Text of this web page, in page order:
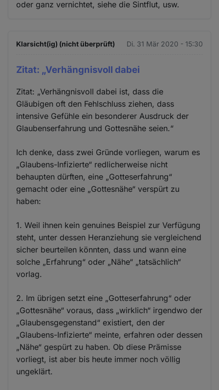
oder ganz vernichtet, siehe die Sintflut, usw.
Klarsicht(ig) (nicht überprüft) Di. 31 Mär 2020 - 15:30
Zitat: „Verhängnisvoll dabei
Zitat: „Verhängnisvoll dabei ist, dass die
Gläubigen oft den Fehlschluss ziehen, dass
intensive Gefühle ein besonderer Ausdruck der
Glaubenserfahrung und Gottesnähe seien.“
Ich denke, dass zwei Gründe vorliegen, warum es
„Glaubens-Infizierte“ redlicherweise nicht
behaupten dürften, eine „Gotteserfahrung“
gemacht oder eine „Gottesnähe“ verspürt zu
haben:
1. Weil ihnen kein genuines Beispiel zur Verfügung
steht, unter dessen Heranziehung sie vergleichend
sicher beurteilen könnten, dass und wann eine
solche „Erfahrung“ oder „Nähe“ „tatsächlich“
vorlag.
2. Im übrigen setzt eine „Gotteserfahrung“ oder
„Gottesnähe“ voraus, dass „wirklich“ irgendwo der
„Glaubensgegenstand“ existiert, den der
„Glaubens-Infizierte“ meinte, erfahren oder dessen
„Nähe“ gespürt zu haben. Ob diese Prämisse
vorliegt, ist aber bis heute immer noch völlig
ungeklärt.